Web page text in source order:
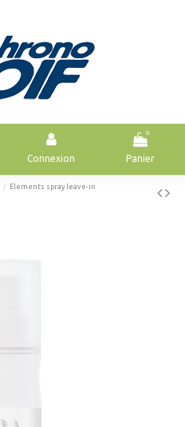
Connexion
0
Panier
Elements spray leave-in